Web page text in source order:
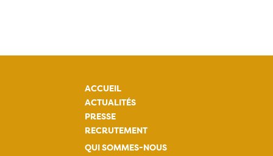
ACCUEIL
ACTUALITÉS
PRESSE
RECRUTEMENT
QUI SOMMES-NOUS